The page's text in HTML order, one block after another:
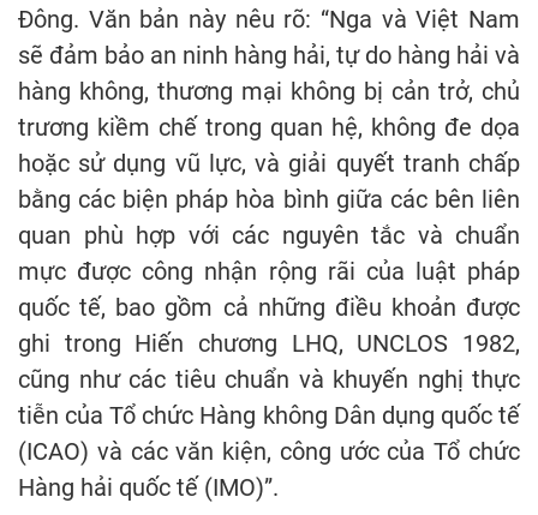
Đông. Văn bản này nêu rõ: “Nga và Việt Nam
sẽ đảm bảo an ninh hàng hải, tự do hàng hải và
hàng không, thương mại không bị cản trở, chủ
trương kiềm chế trong quan hệ, không đe dọa
hoặc sử dụng vũ lực, và giải quyết tranh chấp
bằng các biện pháp hòa bình giữa các bên liên
quan phù hợp với các nguyên tắc và chuẩn
mực được công nhận rộng rãi của luật pháp
quốc tế, bao gồm cả những điều khoản được
ghi trong Hiến chương LHQ, UNCLOS 1982,
cũng như các tiêu chuẩn và khuyến nghị thực
tiễn của Tổ chức Hàng không Dân dụng quốc tế
(ICAO) và các văn kiện, công ước của Tổ chức
Hàng hải quốc tế (IMO)”.